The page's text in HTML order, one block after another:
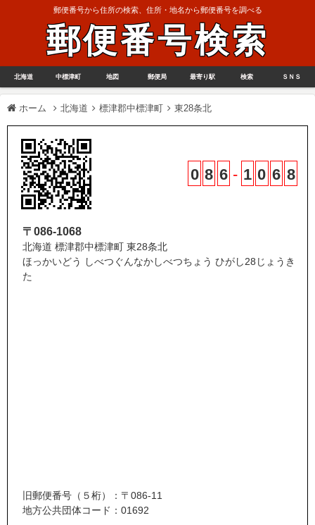
郵便番号から住所の検索、住所・地名から郵便番号を調べる
郵便番号検索
北海道 中標津町 地図 郵便局 最寄り駅 検索 ＳＮＳ
ホーム 北海道 標津郡中標津町 東28条北
0 8 6 - 1 0 6 8
〒086-1068
北海道 標津郡中標津町 東28条北
ほっかいどう しべつぐんなかしべつちょう ひがし28じょうき
た
旧郵便番号（５桁）：〒086-11
地方公共団体コード：01692